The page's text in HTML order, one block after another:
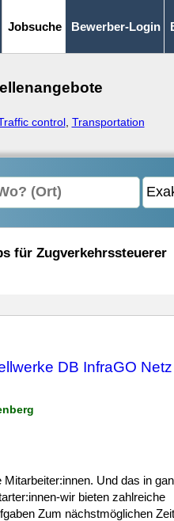
Jobsuche Bewerber-Login
control, Transportation
für Zugverkehrssteuerer
DB InfraGO Netz
Und das in
wir bieten zahlreiche
Zum nächstmöglichen